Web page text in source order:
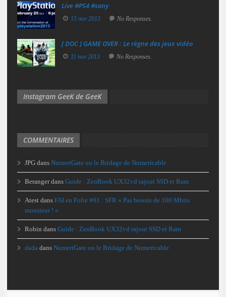
Live #PS4 #sony
15 nov 2013 No Responses.
[ DOC ] GAME OVER : Le règne des jeux vidéo
11 nov 2013 No Responses.
Instagram GeeK de GeeK
COMMENTAIRES
JPG dans NumeriGate ou le Bridage de Numericable
Berangerdans Guide : ZenBook UX32vd rajout SSD et Ram
Atest dans FAI en Folie #01 : SFR « Pas besoin de 100 Mbits
monsieur ! »
Robin dans Guide : ZenBook UX32vd rajout SSD et Ram
dada dans NumeriGate ou le Bridage de Numericable